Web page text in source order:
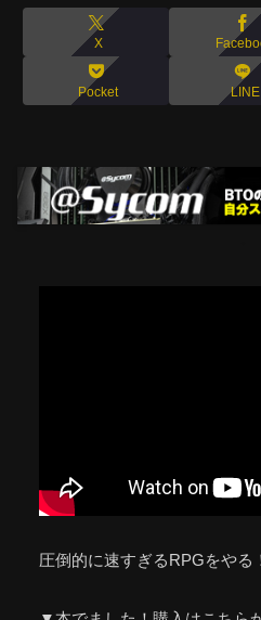
X
Pocket LINE
圧倒的に速すぎるRPGをやる